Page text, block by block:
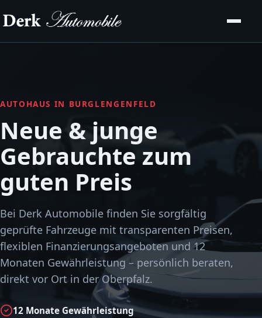
AUTOHAUS IN BURGLENGENFELD
Neue & junge
Gebrauchte zum
guten Preis
Bei Derk Automobile finden Sie sorgfältig
geprüfte Fahrzeuge mit transparenten Preisen,
flexiblen Finanzierungsangeboten und 12
Monaten Gewährleistung – persönlich beraten,
direkt vor Ort in der Oberpfalz.
12 Monate Gewährleistung